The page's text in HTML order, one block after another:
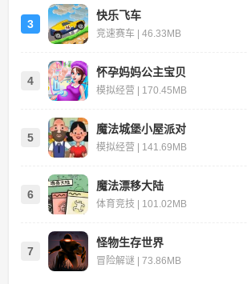
3
快乐飞车
竞速赛车 | 46.33MB
4
怀孕妈妈公主宝贝
模拟经营 | 170.45MB
5
魔法城堡小屋派对
模拟经营 | 141.69MB
6
魔法漂移大陆
体育竞技 | 101.02MB
7
怪物生存世界
冒险解谜 | 73.86MB